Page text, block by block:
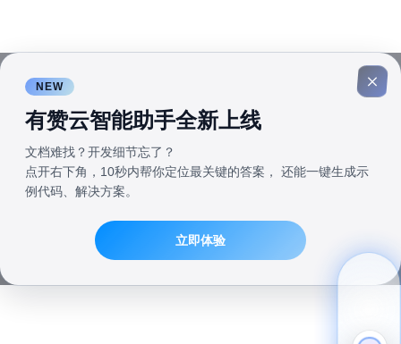
NEW
有赞云智能助手全新上线
文档难找？开发细节忘了？
点开右下角，10秒内帮你定位最关键的答案， 还能一键生成示
例代码、解决方案。
立即体验